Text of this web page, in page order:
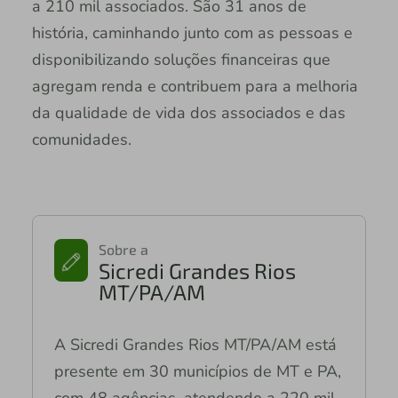
a 210 mil associados. São 31 anos de
história, caminhando junto com as pessoas e
disponibilizando soluções financeiras que
agregam renda e contribuem para a melhoria
da qualidade de vida dos associados e das
comunidades.
Sobre a
Sicredi Grandes Rios
MT/PA/AM
A Sicredi Grandes Rios MT/PA/AM está
presente em 30 municípios de MT e PA,